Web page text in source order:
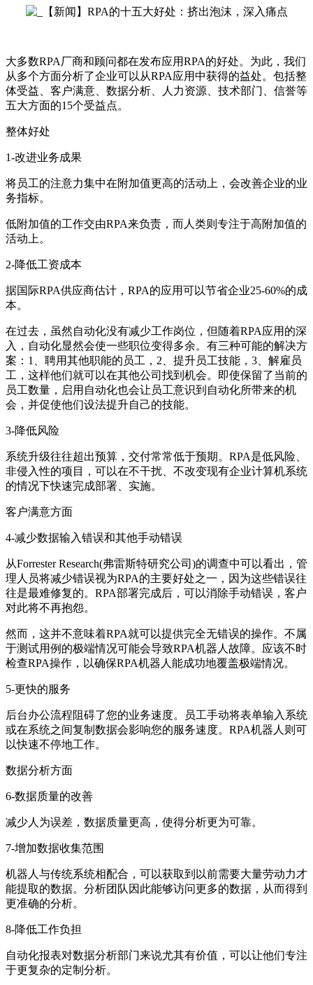
大多数RPA厂商和顾问都在发布应用RPA的好处。为此，我们
从多个方面分析了企业可以从RPA应用中获得的益处。包括整
体受益、客户满意、数据分析、人力资源、技术部门、信誉等
五大方面的15个受益点。
整体好处
1-改进业务成果
将员工的注意力集中在附加值更高的活动上，会改善企业的业
务指标。
低附加值的工作交由RPA来负责，而人类则专注于高附加值的
活动上。
2-降低工资成本
据国际RPA供应商估计，RPA的应用可以节省企业25-60%的成
本。
在过去，虽然自动化没有减少工作岗位，但随着RPA应用的深
入，自动化显然会使一些职位变得多余。有三种可能的解决方
案：1、聘用其他职能的员工，2、提升员工技能，3、解雇员
工，这样他们就可以在其他公司找到机会。即使保留了当前的
员工数量，启用自动化也会让员工意识到自动化所带来的机
会，并促使他们设法提升自己的技能。
3-降低风险
系统升级往往超出预算，交付常常低于预期。RPA是低风险、
非侵入性的项目，可以在不干扰、不改变现有企业计算机系统
的情况下快速完成部署、实施。
客户满意方面
4-减少数据输入错误和其他手动错误
从Forrester Research(弗雷斯特研究公司)的调查中可以看出，管
理人员将减少错误视为RPA的主要好处之一，因为这些错误往
往是最难修复的。RPA部署完成后，可以消除手动错误，客户
对此将不再抱怨。
然而，这并不意味着RPA就可以提供完全无错误的操作。不属
于测试用例的极端情况可能会导致RPA机器人故障。应该不时
检查RPA操作，以确保RPA机器人能成功地覆盖极端情况。
5-更快的服务
后台办公流程阻碍了您的业务速度。员工手动将表单输入系统
或在系统之间复制数据会影响您的服务速度。RPA机器人则可
以快速不停地工作。
数据分析方面
6-数据质量的改善
减少人为误差，数据质量更高，使得分析更为可靠。
7-增加数据收集范围
机器人与传统系统相配合，可以获取到以前需要大量劳动力才
能提取的数据。分析团队因此能够访问更多的数据，从而得到
更准确的分析。
8-降低工作负担
自动化报表对数据分析部门来说尤其有价值，可以让他们专注
于更复杂的定制分析。